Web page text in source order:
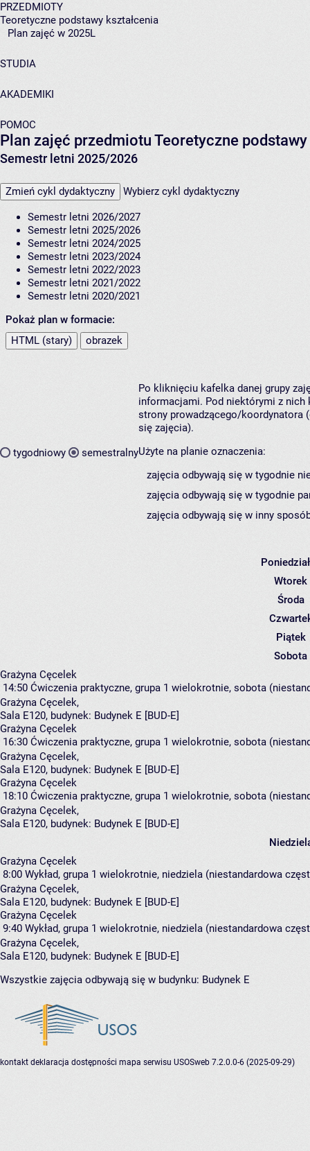
PRZEDMIOTY
Teoretyczne podstawy kształcenia
Plan zajęć w 2025L
STUDIA
AKADEMIKI
POMOC
Plan zajęć przedmiotu Teoretyczne
Semestr letni 2025/2026
Zmień cykl dydaktyczny Wybierz cykl dydaktyczny
Semestr letni 2026/2027
Semestr letni 2025/2026
Semestr letni 2024/2025
Semestr letni 2023/2024
Semestr letni 2022/2023
Semestr letni 2021/2022
Semestr letni 2020/2021
Pokaż plan w formacie:
HTML (stary)
obrazek
tygodniowy semestralny
Po kliknięciu kafelka danej grupy
informacjami. Pod niektórymi z nich
strony prowadzącego/koordynatora
się zajęcia).
Użyte na planie oznaczenia:
zajęcia odbywają się w tygodnie
zajęcia odbywają się w tygodnie
zajęcia odbywają się w inny
Wtorek
Środa
Piątek
Sobota
Grażyna Cęcelek
14:50 Ćwiczenia praktyczne, grupa 1 wielokrotnie, sobota
Grażyna Cęcelek,
Sala E120, budynek: Budynek E [BUD-E]
Grażyna Cęcelek
16:30 Ćwiczenia praktyczne, grupa 1 wielokrotnie, sobota
Grażyna Cęcelek,
Sala E120, budynek: Budynek E [BUD-E]
Grażyna Cęcelek
18:10 Ćwiczenia praktyczne, grupa 1 wielokrotnie, sobota
Grażyna Cęcelek,
Sala E120, budynek: Budynek E [BUD-E]
Grażyna Cęcelek
8:00 Wykład, grupa 1 wielokrotnie, niedziela (niestandardowa
Grażyna Cęcelek,
Sala E120, budynek: Budynek E [BUD-E]
Grażyna Cęcelek
9:40 Wykład, grupa 1 wielokrotnie, niedziela (niestandardowa
Grażyna Cęcelek,
Sala E120, budynek: Budynek E [BUD-E]
Wszystkie zajęcia odbywają się w budynku: Budynek E
kontakt deklaracja dostępności mapa serwisu USOSweb 7.2.0.0-6 (2025-09-29)